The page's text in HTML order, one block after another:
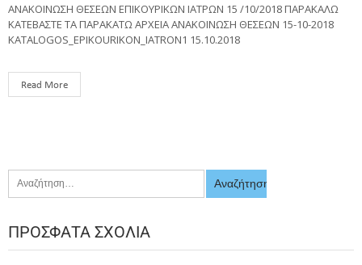
ΑΝΑΚΟΙΝΩΣΗ ΘΕΣΕΩΝ ΕΠΙΚΟΥΡΙΚΩΝ ΙΑΤΡΩΝ 15 /10/2018 ΠΑΡΑΚΑΛΩ
ΚΑΤΕΒΑΣΤΕ ΤΑ ΠΑΡΑΚΑΤΩ ΑΡΧΕΙΑ ΑΝΑΚΟΙΝΩΣΗ ΘΕΣΕΩΝ 15-10-2018
KATALOGOS_EPIKOURIKON_IATRON1 15.10.2018
Read More
ΠΡΌΣΦΑΤΑ ΣΧΌΛΙΑ